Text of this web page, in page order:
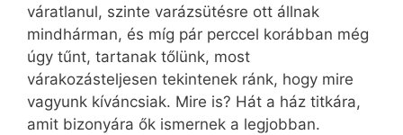
váratlanul, szinte varázsütésre ott állnak
mindhárman, és míg pár perccel korábban még
úgy tűnt, tartanak tőlünk, most
várakozásteljesen tekintenek ránk, hogy mire
vagyunk kíváncsiak. Mire is? Hát a ház titkára,
amit bizonyára ők ismernek a legjobban.